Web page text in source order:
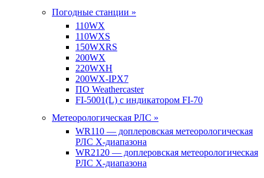
Погодные станции »
110WX
110WXS
150WXRS
200WX
220WXH
200WX-IPX7
ПО Weathercaster
FI-5001(L) с индикатором FI-70
Метеорологическая РЛС »
WR110 — доплеровская метеорологическая
РЛС X-диапазона
WR2120 — доплеровская метеорологическая
РЛС X-диапазона